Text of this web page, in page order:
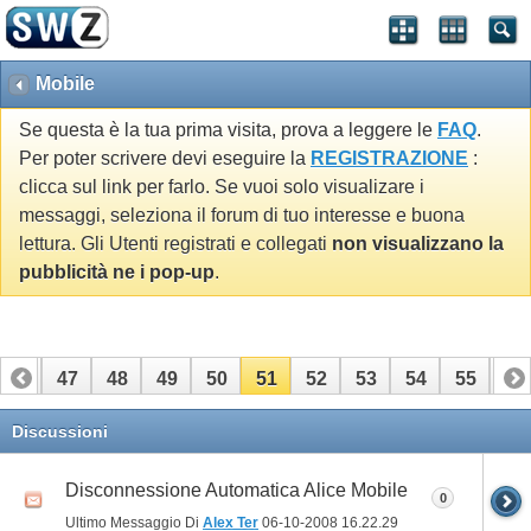
Mobile
Se questa è la tua prima visita, prova a leggere le FAQ.
Per poter scrivere devi eseguire la REGISTRAZIONE :
clicca sul link per farlo. Se vuoi solo visualizare i
messaggi, seleziona il forum di tuo interesse e buona
lettura. Gli Utenti registrati e collegati non visualizzano la
pubblicità ne i pop-up.
46 47 48 49 50 51 52 53 54 55 56
66 67
Discussioni
Disconnessione Automatica Alice Mobile
Ultimo Messaggio Di Alex Ter 06-10-2008 16.22.29
0